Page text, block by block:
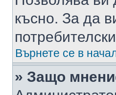
късно. За да
Върнете се в
» Защо